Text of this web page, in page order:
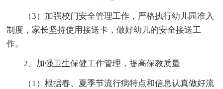
（3）加强校门安全管理工作，严格执行幼儿园准入
制度，家长坚持使用接送卡，做好幼儿的安全接送工
作。
2、加强卫生保健工作管理，提高保教质量
（1）根据春、夏季节流行病特点和信息认真做好流